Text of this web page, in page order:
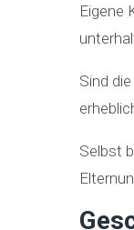
Eigene
Sind
Selbst